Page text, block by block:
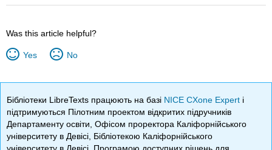
Was this article helpful?
Yes No
Бібліотеки LibreTexts працюють на базі NICE CXone Expert і
підтримуються Пілотним проектом відкритих підручників
Департаменту освіти, Офісом проректора Каліфорнійського
університету в Девісі, Бібліотекою Каліфорнійського